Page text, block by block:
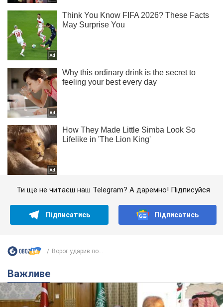
Ти ще не читаєш наш Telegram? А даремно! Підписуйся
Підписатись Підписатись
Ворог ударив по...
Важливе